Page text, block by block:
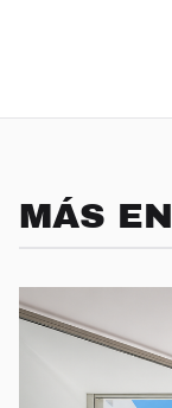
MÁS EN